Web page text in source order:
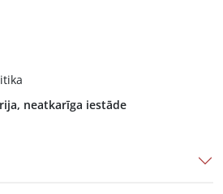
neatkarīga iestāde